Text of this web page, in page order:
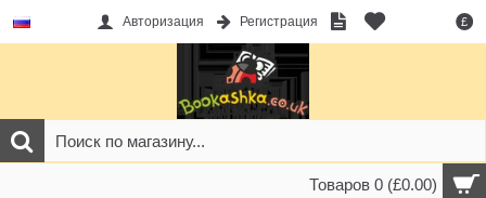
£
Авторизация Регистрация
Товаров 0 (£0.00)